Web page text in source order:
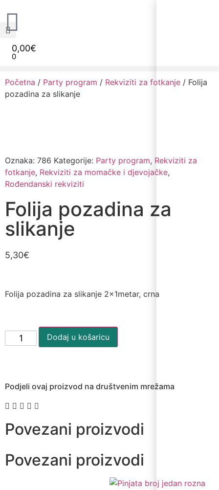
0,00€
0
Početna / Party program / Rekviziti za fotkanje / Folija
pozadina za slikanje
Oznaka: 786 Kategorije: Party program, Rekviziti za
fotkanje, Rekviziti za momačke i djevojačke,
Rođendanski rekviziti
Folija pozadina za
slikanje
5,30€
Folija pozadina za slikanje 2x1metar, crna
Dodaj u košaricu
Podjeli ovaj proizvod na društvenim mrežama
Povezani proizvodi
Povezani proizvodi